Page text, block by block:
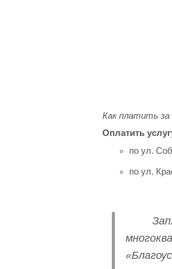
Как платить за
Оплатить
по ул.
по ул.